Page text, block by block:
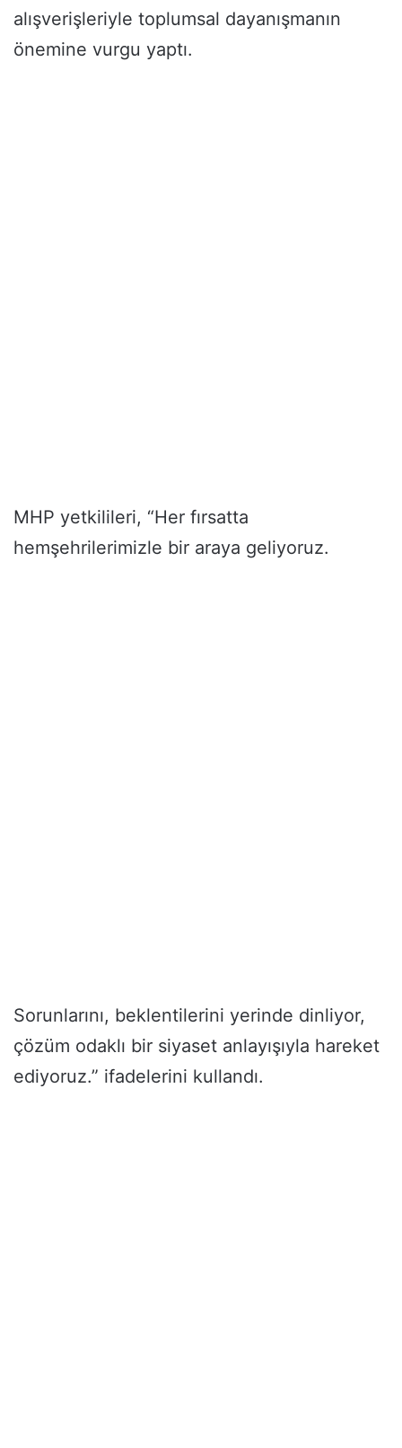
alışverişleriyle toplumsal dayanışmanın
önemine vurgu yaptı.
MHP yetkilileri, “Her fırsatta
hemşehrilerimizle bir araya geliyoruz.
Sorunlarını, beklentilerini yerinde dinliyor,
çözüm odaklı bir siyaset anlayışıyla hareket
ediyoruz.” ifadelerini kullandı.